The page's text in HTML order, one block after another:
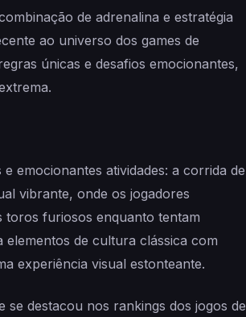
de adrenalina e estratégia
ao universo dos games de
únicas e desafios emocionantes,
emocionantes atividades: a corrida de
vibrante, onde os jogadores
toros furiosos enquanto tentam
de cultura clássica com
experiência visual estonteante.
se destacou nos rankings dos jogos de